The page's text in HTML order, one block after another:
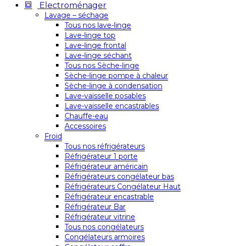
Electroménager
Lavage – séchage
Tous nos lave-linge
Lave-linge top
Lave-linge frontal
Lave-linge séchant
Tous nos Sèche-linge
Sèche-linge pompe à chaleur
Sèche-linge à condensation
Lave-vaisselle posables
Lave-vaisselle encastrables
Chauffe-eau
Accessoires
Froid
Tous nos réfrigérateurs
Réfrigérateur 1 porte
Réfrigérateur américain
Réfrigérateurs congélateur bas
Réfrigérateurs Congélateur Haut
Réfrigérateur encastrable
Réfrigérateur Bar
Réfrigérateur vitrine
Tous nos congélateurs
Congélateurs armoires